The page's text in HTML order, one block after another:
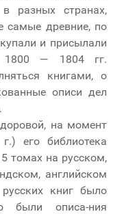
разных странах,
самые древние, по
и присылали
1800 — 1804 гг.
книгами, о
описи дел
на момент
его библиотека
томах на русском,
английском
книг было
были описа-ния